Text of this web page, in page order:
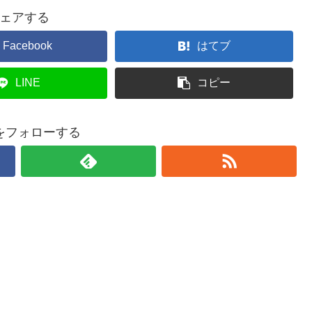
アする
Facebook はてブ
LINE コピー
フォローする